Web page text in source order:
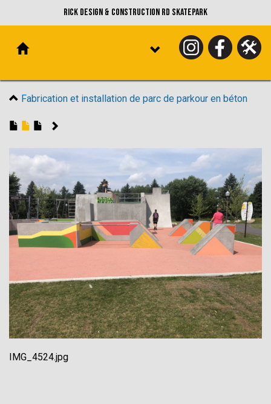
Rick Design & Construction RD Skatepark
Fabrication et installation de parc de parkour en béton
IMG_4524.jpg